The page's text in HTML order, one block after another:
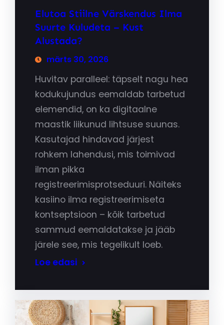
Elutoa Stiilne Värskendus Ilma
Suurte Kuludeta – Kust
Alustada?
märts 30, 2026
Huvitav paralleel: täpselt nagu hea
kodukujundus eemaldab tarbetud
elemendid, on ka digitaalne
maastik liikunud lihtsuse suunas.
Kasutajad hindavad järjest
rohkem lahendusi, mis toimivad
ilman pikka
registreerimisprotseduuri. Näiteks
kasiino ilma registreerimiseta
kontseptsioon – kõik tarbetud
sammud eemaldatakse ja jääb
järele see, mis tegelikult loeb.
Loe edasi